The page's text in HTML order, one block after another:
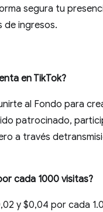
segura tu
de ingresos.
en TikTok?
al Fondo para
patrocinado,
a través
cada 1000 visitas?
y $0,04 por cada